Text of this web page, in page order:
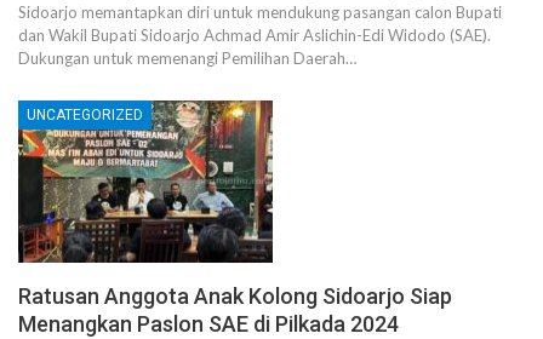
Sidoarjo memantapkan diri untuk mendukung pasangan calon Bupati
dan Wakil Bupati Sidoarjo Achmad Amir Aslichin-Edi Widodo (SAE).
Dukungan untuk memenangi Pemilihan Daerah…
UNCATEGORIZED
Ratusan Anggota Anak Kolong Sidoarjo Siap
Menangkan Paslon SAE di Pilkada 2024